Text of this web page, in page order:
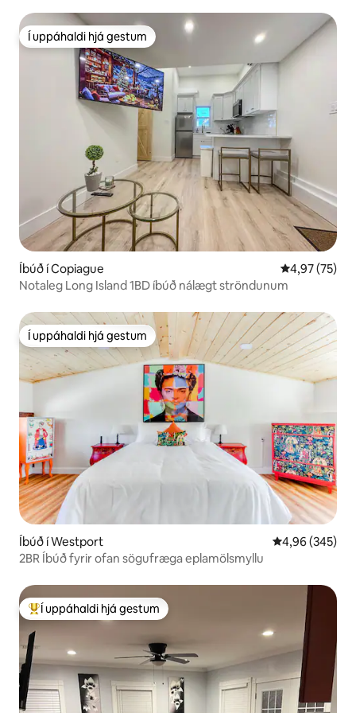
Í uppáhaldi hjá gestum
Í uppáhaldi hjá gestum
Íbúð í Copiague 4,97 af 5 í
4,97 (75)
Notaleg Long Island 1BD íbúð nálægt ströndunum
Í uppáhaldi hjá gestum
Í uppáhaldi hjá gestum
Íbúð í Westport 4,96 af 5 í
4,96 (345)
2BR Íbúð fyrir ofan sögufræga eplamölsmyllu
Í mestu uppáhaldi hjá gestum
Í uppáhaldi hjá gestum